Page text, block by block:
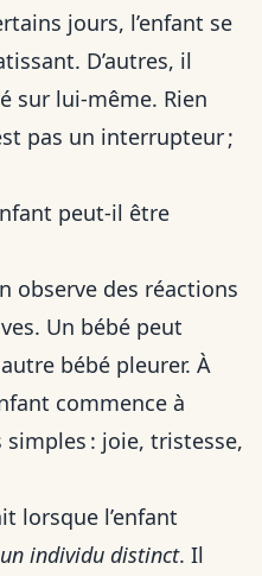
jours, l’enfant se
D’autres, il
sur lui-même. Rien
pas un interrupteur ;
peut-il être
observe des réactions
Un bébé peut
bébé pleurer. À
commence à
: joie, tristesse,
lorsque l’enfant
individu distinct. Il